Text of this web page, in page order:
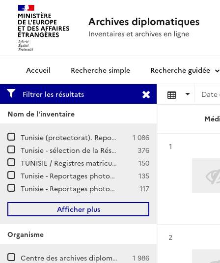
Archives diplomatiquesRecherche simple Recherche guidée
Filtrer les résultats
Nom de l'inventaire
Tunisie (protectorat). Reportages photographiques du service de l'information.
1 086
Tunisie - sélection de la Résidence
376
TUNISIE / Registres matricules
150
Tunisie - Reportages photographiques (1942-1958)
135
Tunisie - Reportages photographiques
117
Afficher plus
Organisme
Centre des archives diplomatiques de Nantes 1 986
Date
Résultat n°
1
Résultat n°
2